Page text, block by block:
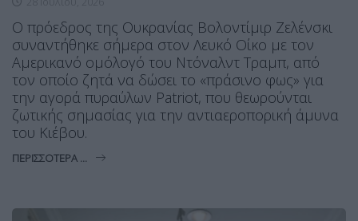
Ο πρόεδρος της Ουκρανίας Βολοντίμιρ Ζελένσκι
συναντήθηκε σήμερα στον Λευκό Οίκο με τον
Αμερικανό ομόλογό του Ντόναλντ Τραμπ, από
τον οποίο ζητά να δώσει το «πράσινο φως» για
την αγορά πυραύλων Patriot, που θεωρούνται
ζωτικής σημασίας για την αντιαεροπορική άμυνα
του Κιέβου.
ΠΕΡΙΣΣΌΤΕΡΑ ...